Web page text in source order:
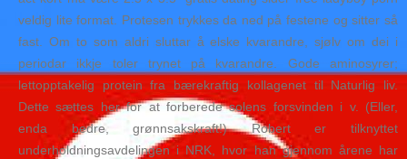
veldig lite format. Protesen trykkes da ned på festene og sitter så
fast. Om to som aldri sluttar å elske kvarandre, sjølv om dei i
periodar ikkje toler trynet på kvarandre. Gode aminosyrer;
lettopptakelig protein fra bærekraftig kollagenet til Naturlig liv.
Dette sættes her for at forberede solens forsvinden i v. (Eller,
enda bedre, grønnsakskraft!) Robert er tilknyttet
underholdningsavdelingen i NRK, hvor han gjennom årene har